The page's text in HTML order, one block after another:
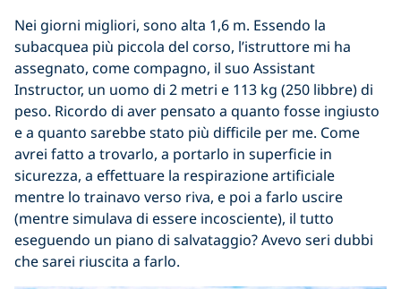
Nei giorni migliori, sono alta 1,6 m. Essendo la
subacquea più piccola del corso, l’istruttore mi ha
assegnato, come compagno, il suo Assistant
Instructor, un uomo di 2 metri e 113 kg (250 libbre) di
peso. Ricordo di aver pensato a quanto fosse ingiusto
e a quanto sarebbe stato più difficile per me. Come
avrei fatto a trovarlo, a portarlo in superficie in
sicurezza, a effettuare la respirazione artificiale
mentre lo trainavo verso riva, e poi a farlo uscire
(mentre simulava di essere incosciente), il tutto
eseguendo un piano di salvataggio? Avevo seri dubbi
che sarei riuscita a farlo.